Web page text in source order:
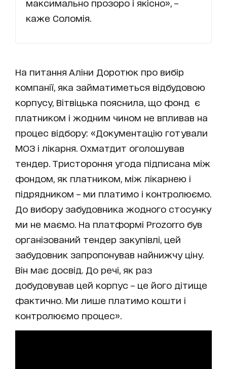
максимально прозоро і якісно», –
каже Соломія.
На питання Аліни Доротюк про вибір
компанії, яка займатиметься відбудовою
корпусу, Вітвіцька пояснила, що фонд є
платником і жодним чином не впливав на
процес відбору: «Документацію готували
МОЗ і лікарня. Охматдит оголошував
тендер. Тристороння угода підписана між
фондом, як платником, між лікарнею і
підрядником – ми платимо і контролюємо.
До вибору забудовника жодного стосунку
ми не маємо. На платформі Prozorro був
організований тендер закупівлі, цей
забудовник запропонував найнижчу ціну.
Він має досвід. До речі, як раз
добудовував цей корпус – це його дітище
фактично. Ми лише платимо кошти і
контролюємо процес».